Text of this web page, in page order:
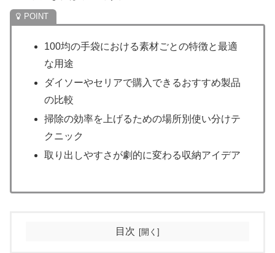
100均の手袋における素材ごとの特徴と最適
な用途
ダイソーやセリアで購入できるおすすめ製品
の比較
掃除の効率を上げるための場所別使い分けテ
クニック
取り出しやすさが劇的に変わる収納アイデア
目次